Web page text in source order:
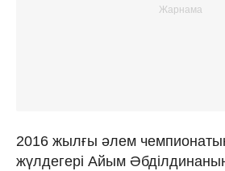
2016 жыл­ғы әлем
жүлдегері Айым Әбділдинаның